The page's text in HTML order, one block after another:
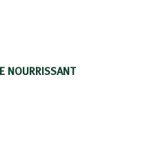
NOURRISSANT